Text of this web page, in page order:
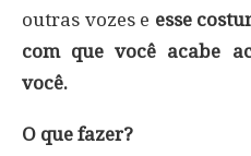
outras vozes e esse
com que você acabe
você.
O que fazer?